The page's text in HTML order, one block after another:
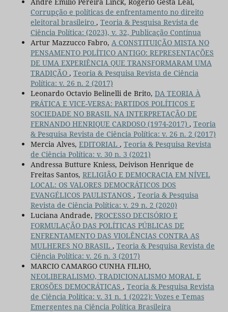
Corrupção e políticas de enfrentamento no direito
eleitoral brasileiro , Teoria & Pesquisa Revista de
Ciência Política: (2023), v. 32, Publicação Contínua
Artur Mazzucco Fabro, A CONSTITUIÇÃO MISTA NO
PENSAMENTO POLÍTICO ANTIGO: REPRESENTAÇÕES
DE UMA EXPERIÊNCIA QUE TRANSFORMARAM UMA
TRADIÇÃO , Teoria & Pesquisa Revista de Ciência
Política: v. 26 n. 2 (2017)
Leonardo Octavio Belinelli de Brito, DA TEORIA À
PRÁTICA E VICE-VERSA: PARTIDOS POLÍTICOS E
SOCIEDADE NO BRASIL NA INTERPRETAÇÃO DE
FERNANDO HENRIQUE CARDOSO (1974-2017) , Teoria
& Pesquisa Revista de Ciência Política: v. 26 n. 2 (2017)
Mercia Alves, EDITORIAL , Teoria & Pesquisa Revista
de Ciência Política: v. 30 n. 3 (2021)
Andressa Butture Kniess, Deivison Henrique de
Freitas Santos, RELIGIÃO E DEMOCRACIA EM NÍVEL
LOCAL: OS VALORES DEMOCRÁTICOS DOS
EVANGÉLICOS PAULISTANOS , Teoria & Pesquisa
Revista de Ciência Política: v. 29 n. 2 (2020)
Luciana Andrade, PROCESSO DECISÓRIO E
FORMULAÇÃO DAS POLÍTICAS PÚBLICAS DE
ENFRENTAMENTO DAS VIOLÊNCIAS CONTRA AS
MULHERES NO BRASIL , Teoria & Pesquisa Revista de
Ciência Política: v. 26 n. 3 (2017)
MARCIO CAMARGO CUNHA FILHO,
NEOLIBERALISMO, TRADICIONALISMO MORAL E
EROSÕES DEMOCRÁTICAS , Teoria & Pesquisa Revista
de Ciência Política: v. 31 n. 1 (2022): Vozes e Temas
Emergentes na Ciência Política Brasileira